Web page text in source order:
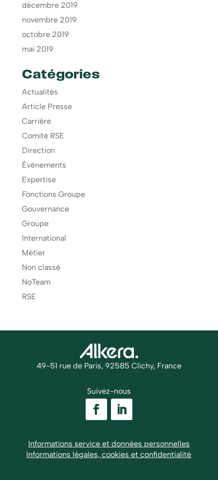
décembre 2019
novembre 2019
octobre 2019
mai 2019
Catégories
Actualités
Article Presse
Carrière
Comité RSE
Direction
Événements
Expertise
Fonctions Groupe
Gouvernance
Groupe
International
Métier
Non classé
NoTeam
RSE
49-51 rue de Paris, 92585 Clichy, France
Suivez-nous
Informations service et données personnelles
Informations légales, cookies et confidentialité